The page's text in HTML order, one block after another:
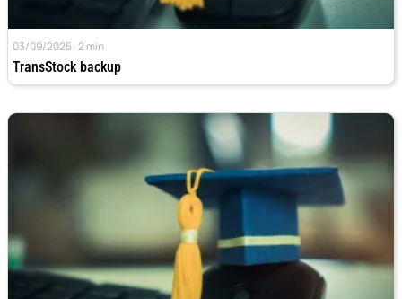
03/09/2025 · 2 min
TransStock backup